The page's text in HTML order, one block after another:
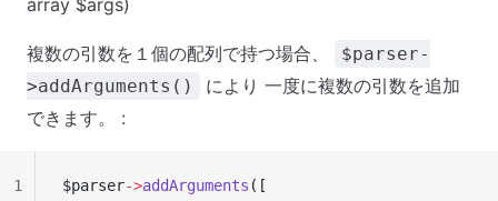
array $args)
複数の引数を１個の配列で持つ場合、
$parser-
>addArguments()
により 一度に複数の引数を追加
できます。 :
$parser->addArguments ([
1